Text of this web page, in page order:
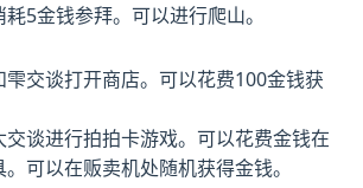
5金钱参拜。可以进行爬山。
交谈打开商店。可以花费100金钱获
谈进行拍拍卡游戏。可以花费金钱在
可以在贩卖机处随机获得金钱。